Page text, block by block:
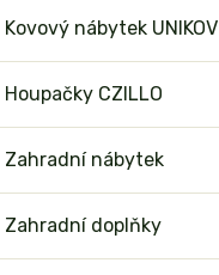
Kovový nábytek UNIKOV
Houpačky CZILLO
Zahradní nábytek
Zahradní doplňky